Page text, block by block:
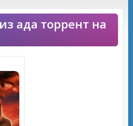
ада торрент на